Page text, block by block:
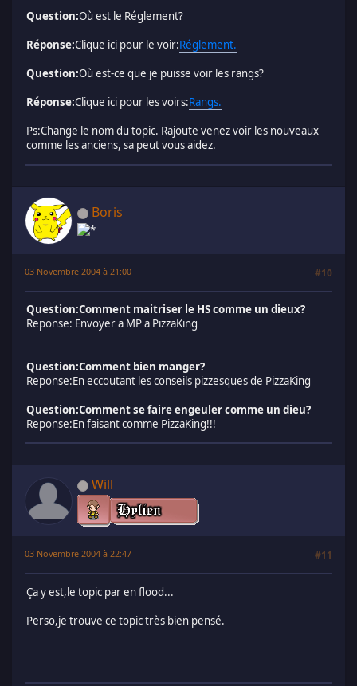
Question:Où est le Réglement?
Réponse:Clique ici pour le voir:Réglement.
Question:Où est-ce que je puisse voir les rangs?
Réponse:Clique ici pour les voirs:Rangs.
Ps:Change le nom du topic. Rajoute venez voir les nouveaux
comme les anciens, sa peut vous aidez.
Boris
03 Novembre 2004 à 21:00 #10
Question:Comment maitriser le HS comme un dieux?
Reponse: Envoyer a MP a PizzaKing
Question:Comment bien manger?
Reponse:En eccoutant les conseils pizzesques de PizzaKing
Question:Comment se faire engeuler comme un dieu?
Reponse:En faisantcomme PizzaKing!!!
Will
03 Novembre 2004 à 22:47 #11
Ça y est,le topic par en flood...
Perso,je trouve ce topic très bien pensé.